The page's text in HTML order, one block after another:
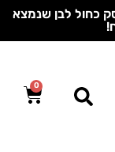
מעל 300 ש"ח ☆ עסק כחול לבן שנמצא
0